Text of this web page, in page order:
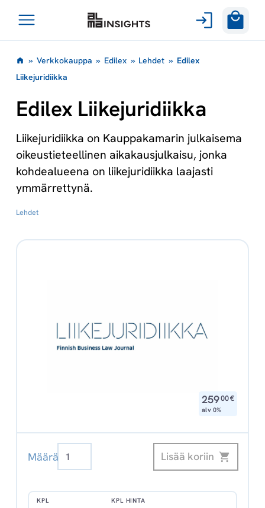
sisältöön
Avaa
» Verkkokauppa » Edilex » Lehdet » Edilex
Liikejuridiikka
Edilex Liikejuridiikka
Liikejuridiikka on Kauppakamarin julkaisema
oikeustieteellinen aikakausjulkaisu, jonka
kohdealueena on liikejuridiikka laajasti
ymmärrettynä.
Lehdet
259,00€
alv 0%
Määrä Edilex
Liikejuridiikka
Lisää koriin
KPL KPL HINTA